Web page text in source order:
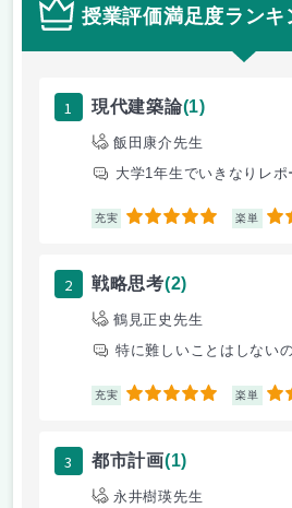
授業評価満足度ランキ
1 現代建築論(1)
飯田康介先生
充実 5 楽単 5
2 戦略思考(2)
鶴見正史先生
充実 5 楽単 5
3 都市計画(1)
永井樹瑛先生